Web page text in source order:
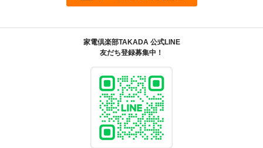
家電倶楽部TAKADA 公式LINE
友だち登録募集中！